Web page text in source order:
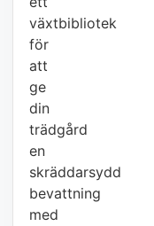
växtbibliotek
för
att
ge
din
trädgård
en
skräddarsydd
bevattning
med